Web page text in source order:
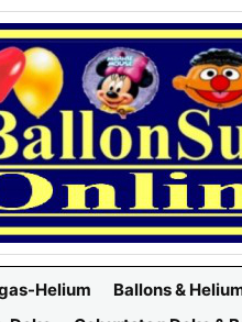
Helium Ballons &